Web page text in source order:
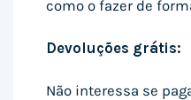
como o fazer de
Devoluções grátis:
Não interessa se